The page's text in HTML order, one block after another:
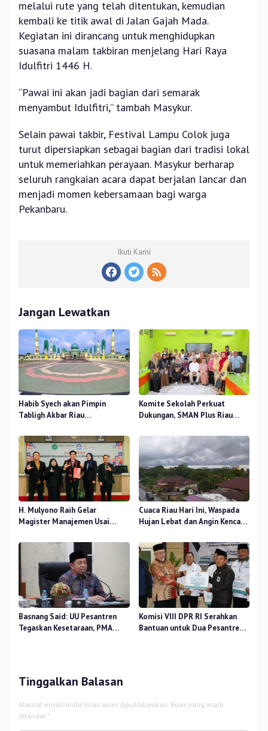
melalui rute yang telah ditentukan, kemudian
kembali ke titik awal di Jalan Gajah Mada.
Kegiatan ini dirancang untuk menghidupkan
suasana malam takbiran menjelang Hari Raya
Idulfitri 1446 H.
“Pawai ini akan jadi bagian dari semarak
menyambut Idulfitri,” tambah Masykur.
Selain pawai takbir, Festival Lampu Colok juga
turut dipersiapkan sebagai bagian dari tradisi lokal
untuk memeriahkan perayaan. Masykur berharap
seluruh rangkaian acara dapat berjalan lancar dan
menjadi momen kebersamaan bagi warga
Pekanbaru.
Ikuti Kami
Jangan Lewatkan
Habib Syech akan Pimpin
Tabligh Akbar Riau
Nur, Besok
Komite Sekolah Perkuat
Dukungan, SMAN Plus Riau
Pendidikan
H. Mulyono Raih Gelar
Magister Manajemen Usai
Terhadap Beban Kerja
Cuaca Riau Hari Ini, Waspada
Hujan Lebat dan Angin Kencang
Basnang Said: UU Pesantren
Tegaskan Kesetaraan, PMA
Komisi VIII DPR RI Serahkan
Bantuan untuk Dua Pesantren
Tinggalkan Balasan
Alamat email Anda tidak akan dipublikasikan. Ruas yang wajib
ditandai *